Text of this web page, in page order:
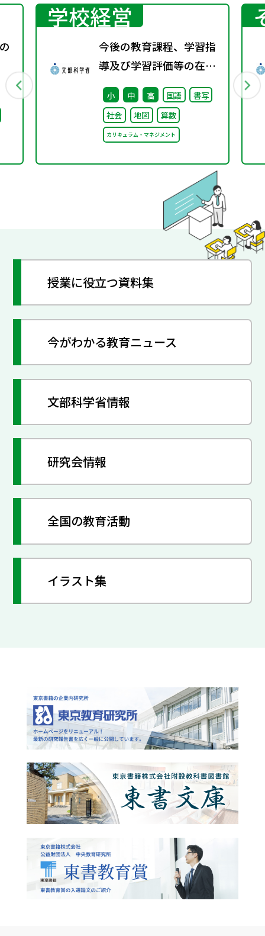
学校経営
今後の教育課程、学習指
導及び学習評価等の在り
方に関する有識者検討会
の論点整理を掲載しまし
た
小 中 高 国語
書写
社会
地図 算数
カリキュラム・マネジメント
授業に役立つ資料集
今がわかる教育ニュース
文部科学省情報
研究会情報
全国の教育活動
イラスト集